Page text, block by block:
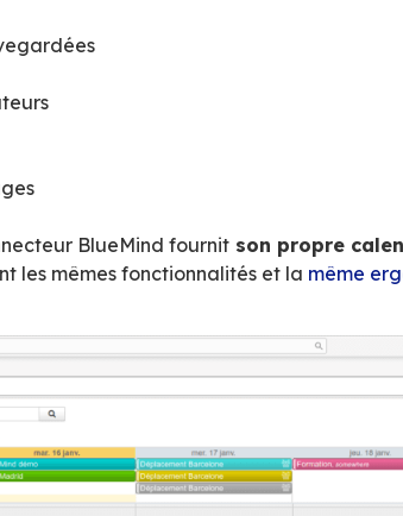
les fonctionnalités
afin de permettre la
est intégrée (souvent
nous développons le support
disponible pour les autres